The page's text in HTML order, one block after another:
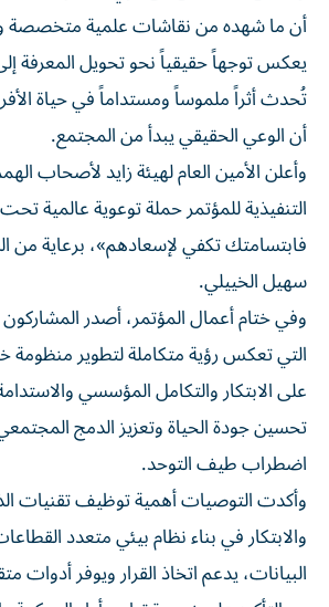
أن ما شهده من نقاشات علمية متخصصة
يعكس توجهاً حقيقياً نحو تحويل المعرفة
تُحدث أثراً ملموساً ومستداماً في حياة
أن الوعي الحقيقي يبدأ من المجتمع.
وأعلن الأمين العام لهيئة زايد لأصحاب
التنفيذية للمؤتمر حملة توعوية عالمية
فابتسامتك تكفي لإسعادهم»، برعاية من
سهيل الخييلي.
وفي ختام أعمال المؤتمر، أصدر
التي تعكس رؤية متكاملة لتطوير منظومة
على الابتكار والتكامل المؤسسي
تحسين جودة الحياة وتعزيز الدمج
اضطراب طيف التوحد.
وأكدت التوصيات أهمية توظيف تقنيات
والابتكار في بناء نظام بيئي متعدد
البيانات، يدعم اتخاذ القرار ويوفر أدوات